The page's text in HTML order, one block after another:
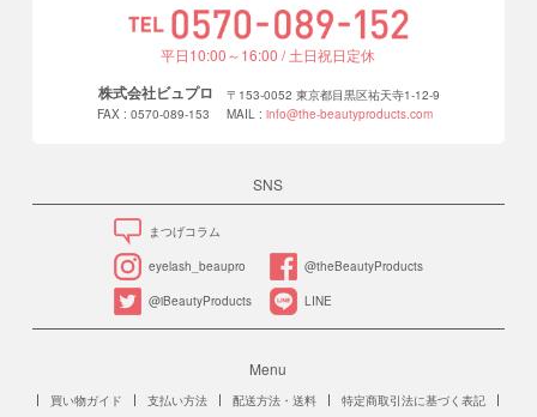
平日10:00～16:00 / 土日祝日定休
株式会社ビュプロ
〒153-0052 東京都目黒区祐天寺1-12-9
FAX : 0570-089-153
MAIL : info@the-beautyproducts.com
SNS
まつげコラム
eyelash_beaupro @theBeautyProducts
@iBeautyProducts LINE
Menu
買い物ガイド 支払い方法 配送方法・送料
特定商取引法に基づく表記